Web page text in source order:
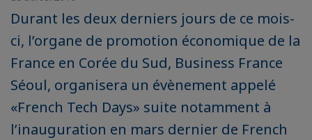
Durant les deux derniers jours de ce mois-
ci, l’organe de promotion économique de la
France en Corée du Sud, Business France
Séoul, organisera un évènement appelé
«French Tech Days» suite notamment à
l’inauguration en mars dernier de French